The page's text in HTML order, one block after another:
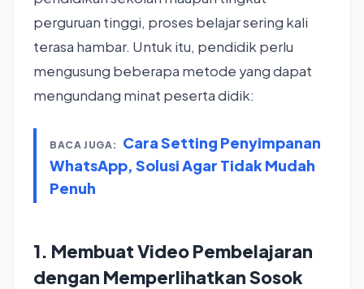
perguruan tinggi, proses belajar sering kali
terasa hambar. Untuk itu, pendidik perlu
mengusung beberapa metode yang dapat
mengundang minat peserta didik:
BACA JUGA:
Cara Setting Penyimpanan
WhatsApp, Solusi Agar Tidak Mudah
Penuh
1. Membuat Video Pembelajaran
dengan Memperlihatkan Sosok